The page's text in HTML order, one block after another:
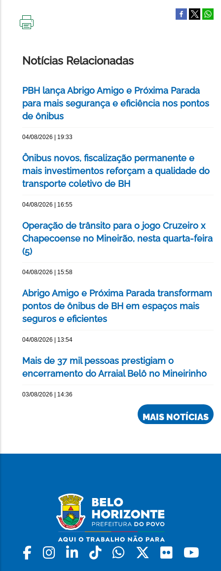
Notícias Relacionadas
PBH lança Abrigo Amigo e Próxima Parada
para mais segurança e eficiência nos pontos
de ônibus
04/08/2026 | 19:33
Ônibus novos, fiscalização permanente e
mais investimentos reforçam a qualidade do
transporte coletivo de BH
04/08/2026 | 16:55
Operação de trânsito para o jogo Cruzeiro x
Chapecoense no Mineirão, nesta quarta-feira
(5)
04/08/2026 | 15:58
Abrigo Amigo e Próxima Parada transformam
pontos de ônibus de BH em espaços mais
seguros e eficientes
04/08/2026 | 13:54
Mais de 37 mil pessoas prestigiam o
encerramento do Arraial Belô no Mineirinho
03/08/2026 | 14:36
MAIS NOTÍCIAS
Facebook
Instagram
LinkedinTiktokWhatsapp
X Flickr